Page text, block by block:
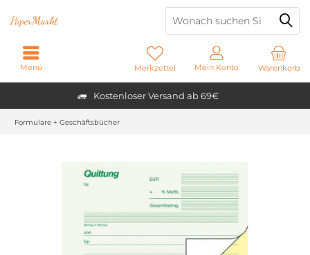
Kostenloser Versand ab 69€
PaperMarkt
Warenkorb
Merkzettel Mein Konto
Menü
Formulare + Geschäftsbücher